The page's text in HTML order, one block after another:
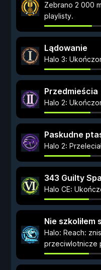
Zebrano 2 000
playlisty.
Lądowanie
Halo 3:
Przedmieścia
Halo 2:
Paskudne
Halo 2:
343 Guilty
Halo CE:
Nie szkoliłem
Halo: Reach:
przeciwlotnicze